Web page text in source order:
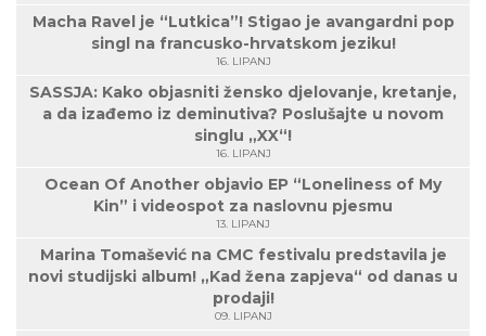
Macha Ravel je “Lutkica”! Stigao je avangardni pop
singl na francusko-hrvatskom jeziku!
16. LIPANJ
SASSJA: Kako objasniti žensko djelovanje, kretanje,
a da izađemo iz deminutiva? Poslušajte u novom
singlu „XX“!
16. LIPANJ
Ocean Of Another objavio EP “Loneliness of My
Kin” i videospot za naslovnu pjesmu
13. LIPANJ
Marina Tomašević na CMC festivalu predstavila je
novi studijski album! „Kad žena zapjeva“ od danas u
prodaji!
09. LIPANJ